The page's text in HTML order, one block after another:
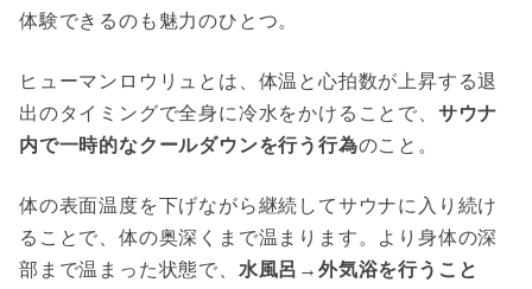
体験できるのも魅力のひとつ。
ヒューマンロウリュとは、体温と心拍数が上昇する退
出のタイミングで全身に冷水をかけることで、 サウナ
内で一時的なクールダウンを行う行為のこと。
体の表面温度を下げながら継続してサウナに入り続け
ることで、体の奥深くまで温まります。より身体の深
部まで温まった状態で、 水風呂→外気浴を行うこと